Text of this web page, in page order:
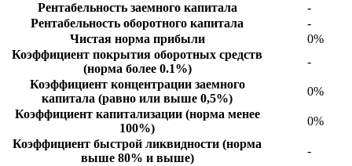
Рентабельность заемного капитала
-
Рентабельность оборотного капитала
-
Чистая норма прибыли
0%
Коэффициент покрытия оборотных средств
(норма более 0.1%)
-
Коэффициент концентрации заемного
капитала (равно или выше 0,5%)
0%
Коэффициент капитализации (норма менее
100%)
0%
Коэффициент быстрой ликвидности (норма
выше 80% и выше)
-